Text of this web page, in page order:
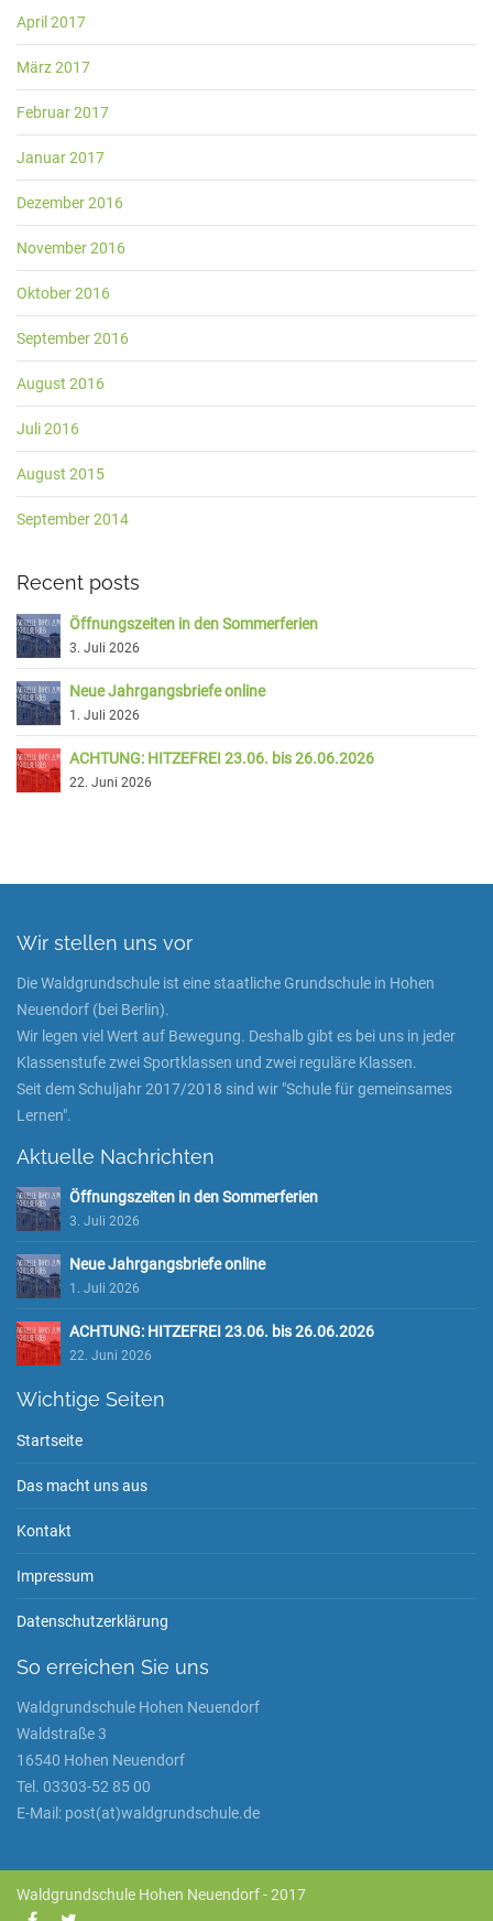
April 2017
März 2017
Februar 2017
Januar 2017
Dezember 2016
November 2016
Oktober 2016
September 2016
August 2016
Juli 2016
August 2015
September 2014
Recent posts
Öffnungszeiten in den Sommerferien
3. Juli 2026
Neue Jahrgangsbriefe online
1. Juli 2026
ACHTUNG: HITZEFREI 23.06. bis 26.06.2026
22. Juni 2026
Wir stellen uns vor
Die Waldgrundschule ist eine staatliche Grundschule in Hohen
Neuendorf (bei Berlin).
Wir legen viel Wert auf Bewegung. Deshalb gibt es bei uns in jeder
Klassenstufe zwei Sportklassen und zwei reguläre Klassen.
Seit dem Schuljahr 2017/2018 sind wir "Schule für gemeinsames
Lernen".
Aktuelle Nachrichten
Öffnungszeiten in den Sommerferien
3. Juli 2026
Neue Jahrgangsbriefe online
1. Juli 2026
ACHTUNG: HITZEFREI 23.06. bis 26.06.2026
22. Juni 2026
Wichtige Seiten
Startseite
Das macht uns aus
Kontakt
Impressum
Datenschutzerklärung
So erreichen Sie uns
Waldgrundschule Hohen Neuendorf
Waldstraße 3
16540 Hohen Neuendorf
Tel. 03303-52 85 00
E-Mail: post(at)waldgrundschule.de
Waldgrundschule Hohen Neuendorf - 2017